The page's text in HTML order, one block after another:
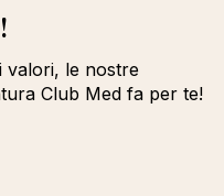
valori, le nostre
Club Med fa per te!